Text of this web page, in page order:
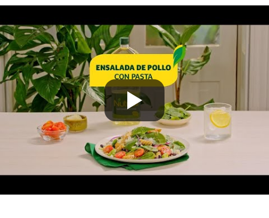
Nutrioli, jugo de limón, sal, pimienta, orégano,
tomillo y mezcla con un globo batidor hasta que
todo quede bien integrado.
En un tazón grande agrega espinaca, pollo, frijoles,
queso feta, jitomate, cebolla morada, pasta,
albahaca y el aderezo. Con unas cucharas para
ensalada, mezcla envolventemente hasta que todo
quede bien integrado.
Decora con queso parmesano rallado y disfruta.